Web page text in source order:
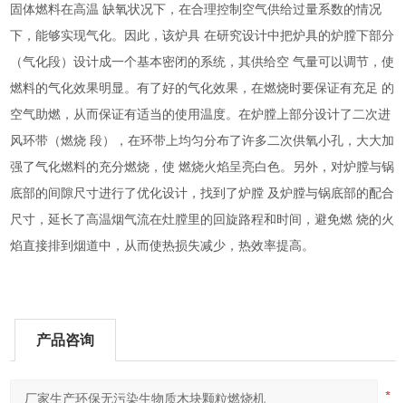
固体燃料在高温 缺氧状况下，在合理控制空气供给过量系数的情况
下，能够实现气化。因此，该炉具 在研究设计中把炉具的炉膛下部分
（气化段）设计成一个基本密闭的系统，其供给空 气量可以调节，使
燃料的气化效果明显。有了好的气化效果，在燃烧时要保证有充足 的
空气助燃，从而保证有适当的使用温度。在炉膛上部分设计了二次进
风环带（燃烧 段），在环带上均匀分布了许多二次供氧小孔，大大加
强了气化燃料的充分燃烧，使 燃烧火焰呈亮白色。另外，对炉膛与锅
底部的间隙尺寸进行了优化设计，找到了炉膛 及炉膛与锅底部的配合
尺寸，延长了高温烟气流在灶膛里的回旋路程和时间，避免燃 烧的火
焰直接排到烟道中，从而使热损失减少，热效率提高。
产品咨询